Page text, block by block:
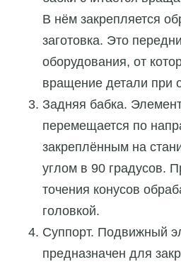
В нём закрепляется
заготовка. Это
оборудования, от
вращение детали при
Задняя бабка.
перемещается по
закреплённым на
углом в 90 градусов.
точения конусов
головкой.
Суппорт. Подвижный
предназначен для